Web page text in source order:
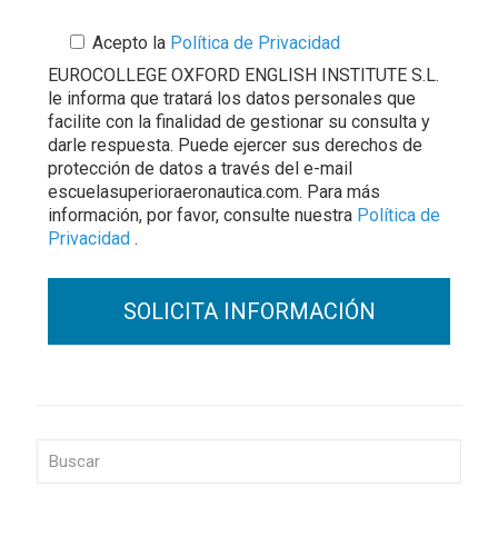
Acepto la Política de Privacidad
EUROCOLLEGE OXFORD ENGLISH INSTITUTE S.L.
le informa que tratará los datos personales que
facilite con la finalidad de gestionar su consulta y
darle respuesta. Puede ejercer sus derechos de
protección de datos a través del e-mail
escuelasuperioraeronautica.com. Para más
información, por favor, consulte nuestra Política de
Privacidad .